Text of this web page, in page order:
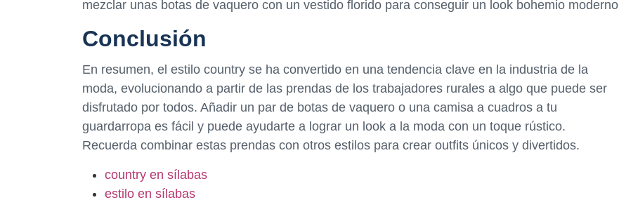
mezclar unas botas de vaquero con un vestido florido para conseguir un look bohemio moderno
Conclusión
En resumen, el estilo country se ha convertido en una tendencia clave en la industria de la
moda, evolucionando a partir de las prendas de los trabajadores rurales a algo que puede ser
disfrutado por todos. Añadir un par de botas de vaquero o una camisa a cuadros a tu
guardarropa es fácil y puede ayudarte a lograr un look a la moda con un toque rústico.
Recuerda combinar estas prendas con otros estilos para crear outfits únicos y divertidos.
country en sílabas
estilo en sílabas